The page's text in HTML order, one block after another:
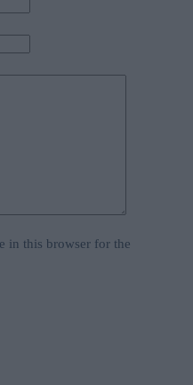
in this browser for the